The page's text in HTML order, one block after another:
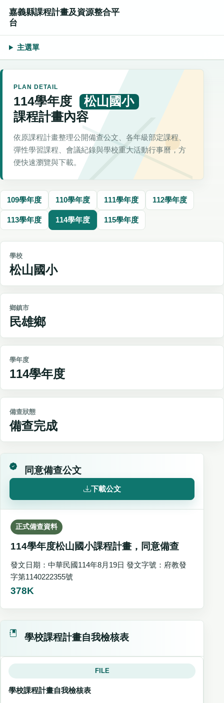
嘉義縣課程計畫及資源整合平
台
主選單
PLAN DETAIL
114學年度
松山國小
課程計畫內容
依原課程計畫整理公開備查公文、各年級部定課程、
彈性學習課程、會議紀錄與學校重大活動行事曆，方
便快速瀏覽與下載。
109學年度 110學年度 111學年度 112學年度
113學年度 114學年度 115學年度
學校
松山國小
鄉鎮市
民雄鄉
學年度
114學年度
備查狀態
備查完成
同意備查公文
下載公文
正式備查資料
114學年度松山國小課程計畫，同意備查
發文日期：中華民國114年8月19日 發文字號：府教發
字第1140222355號
378K
學校課程計畫自我檢核表
FILE
學校課程計畫自我檢核表